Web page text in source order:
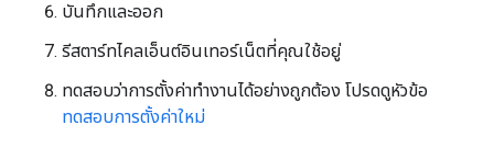
บันทึกและออก
รีสตาร์ทไคลเอ็นต์อินเทอร์เน็ตที่คุณใช้อยู่
ทดสอบว่าการตั้งค่าทำงานได้อย่างถูกต้อง โปรดดูหัวข้อ
ทดสอบการตั้งค่าใหม่